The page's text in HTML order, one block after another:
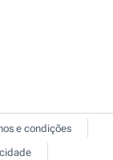
e condições